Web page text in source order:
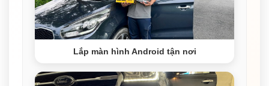
Lắp màn hình Android tận nơi